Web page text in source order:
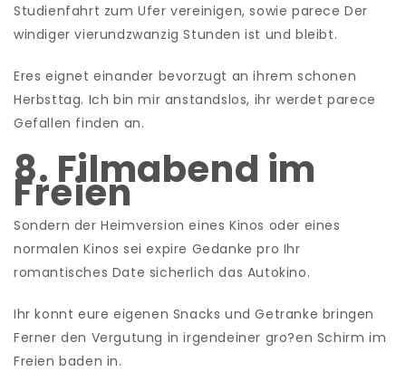
Studienfahrt zum Ufer vereinigen, sowie parece Der
windiger vierundzwanzig Stunden ist und bleibt.
Eres eignet einander bevorzugt an ihrem schonen
Herbsttag. Ich bin mir anstandslos, ihr werdet parece
Gefallen finden an.
8. Filmabend im
Freien
Sondern der Heimversion eines Kinos oder eines
normalen Kinos sei expire Gedanke pro Ihr
romantisches Date sicherlich das Autokino.
Ihr konnt eure eigenen Snacks und Getranke bringen
Ferner den Vergutung in irgendeiner gro?en Schirm im
Freien baden in.